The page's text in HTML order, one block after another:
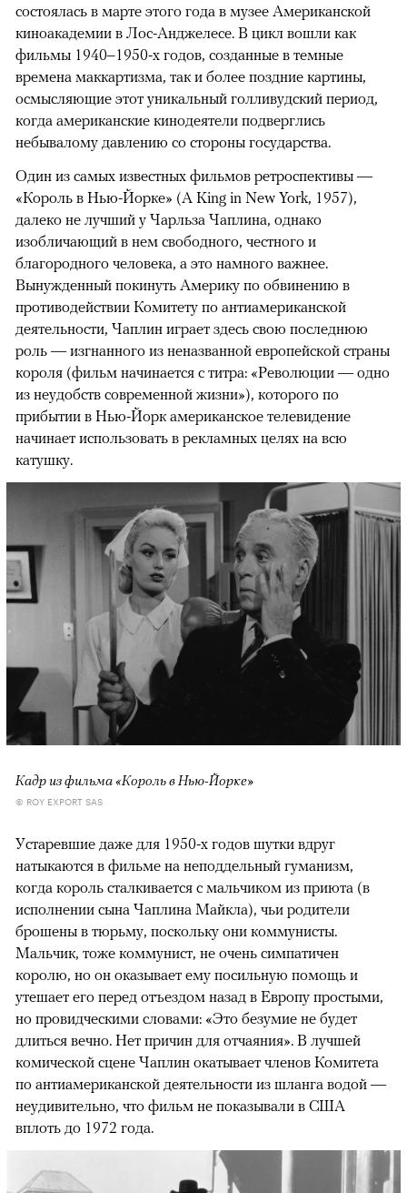
состоялась в марте этого года в музее Американской
киноакадемии в Лос-Анджелесе. В цикл вошли как
фильмы 1940–1950-х годов, созданные в темные
времена маккартизма, так и более поздние картины,
осмысляющие этот уникальный голливудский период,
когда американские кинодеятели подверглись
небывалому давлению со стороны государства.
Один из самых известных фильмов ретроспективы —
«Король в Нью-Йорке» (A King in New York, 1957),
далеко не лучший у Чарльза Чаплина, однако
изобличающий в нем свободного, честного и
благородного человека, а это намного важнее.
Вынужденный покинуть Америку по обвинению в
противодействии Комитету по антиамериканской
деятельности, Чаплин играет здесь свою последнюю
роль — изгнанного из неназванной европейской страны
короля (фильм начинается с титра: «Революции — одно
из неудобств современной жизни»), которого по
прибытии в Нью-Йорк американское телевидение
начинает использовать в рекламных целях на всю
катушку.
Кадр из фильма «Король в Нью-Йорке»
© ROY EXPORT SAS
Устаревшие даже для 1950-х годов шутки вдруг
натыкаются в фильме на неподдельный гуманизм,
когда король сталкивается с мальчиком из приюта (в
исполнении сына Чаплина Майкла), чьи родители
брошены в тюрьму, поскольку они коммунисты.
Мальчик, тоже коммунист, не очень симпатичен
королю, но он оказывает ему посильную помощь и
утешает его перед отъездом назад в Европу простыми,
но провидческими словами: «Это безумие не будет
длиться вечно. Нет причин для отчаяния». В лучшей
комической сцене Чаплин окатывает членов Комитета
по антиамериканской деятельности из шланга водой —
неудивительно, что фильм не показывали в США
вплоть до 1972 года.